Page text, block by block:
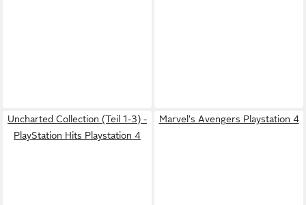
Uncharted Collection (Teil 1-3) -
PlayStation Hits Playstation 4
Marvel's Avengers Playstation 4